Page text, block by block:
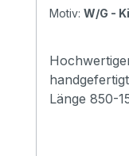
Motiv: W/G -
Länge 850-1500 mm